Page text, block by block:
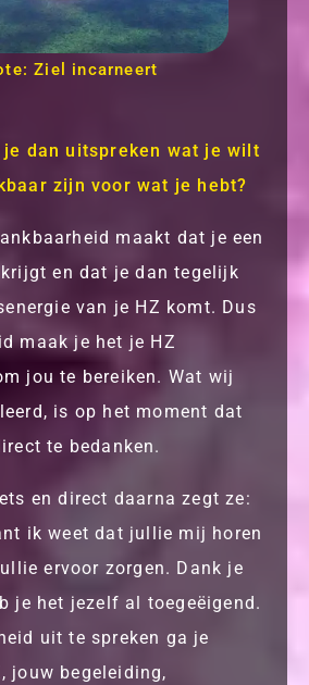
Ziel incarneert
je dan uitspreken wat je wilt
zijn voor wat je hebt?
maakt dat je een
krijgt en dat je dan tegelijk
van je HZ komt. Dus
maak je het je HZ
jou te bereiken. Wat wij
is op het moment dat
te bedanken.
en direct daarna zegt ze:
ik weet dat jullie mij horen
ervoor zorgen. Dank je
je het jezelf al toegeëigend.
uit te spreken ga je
jouw begeleiding,